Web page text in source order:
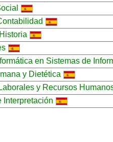
en Sistemas de
y Dietética
y Recursos
Interpretación